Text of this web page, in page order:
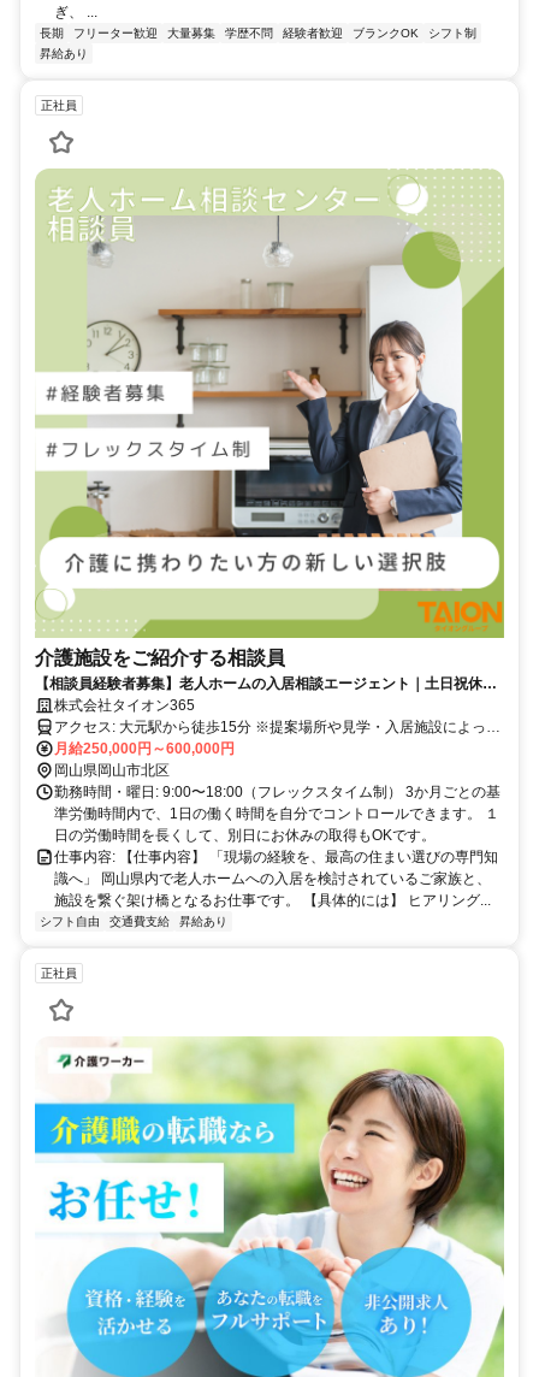
ぎ、 ...
長期 フリーター歓迎 大量募集 学歴不問 経験者歓迎 ブランクOK
シフト制
昇給あり
正社員
介護施設をご紹介する相談員
【相談員経験者募集】老人ホームの入居相談エージェント｜土日祝休｜
フレックス制で裁量大きく働く｜岡山エリア
株式会社タイオン365
アクセス: 大元駅から徒歩15分 ※提案場所や見学・入居施設によって
は、どの勤務地であっても岡山県内移動があります。 例）本社勤務
の相談員が総社市の施設への見学同行。倉敷事業所勤務の相談員が岡
山市南区迫川の施設への見学同行。
月給250,000円～600,000円
岡山県岡山市北区
勤務時間・曜日: 9:00〜18:00（フレックスタイム制） 3か月ごとの基
準労働時間内で、1日の働く時間を自分でコントロールできます。 １
日の労働時間を長くして、別日にお休みの取得もOKです。
仕事内容: 【仕事内容】 「現場の経験を、最高の住まい選びの専門知
識へ」 岡山県内で老人ホームへの入居を検討されているご家族と、
施設を繋ぐ架け橋となるお仕事です。 【具体的には】 ヒアリング...
シフト自由 交通費支給 昇給あり
正社員